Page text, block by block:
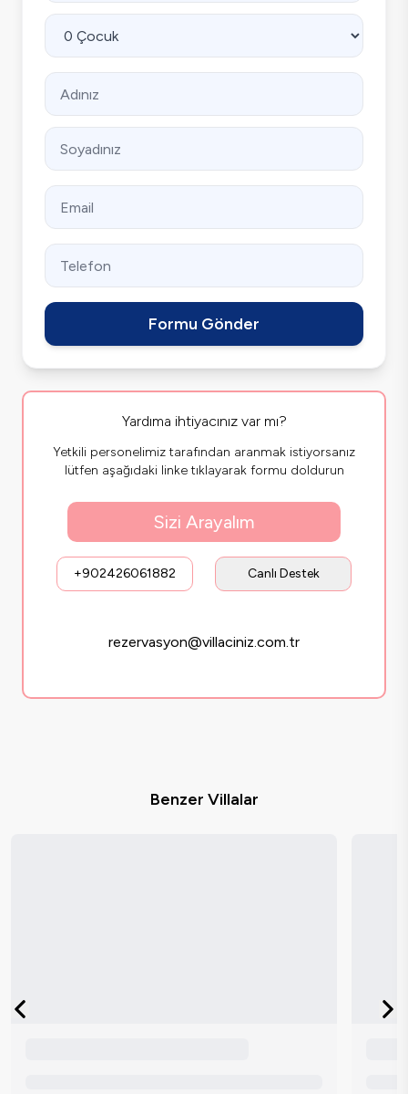
Formu Gönder
Yardıma ihtiyacınız var mı?
Yetkili personelimiz tarafından aranmak istiyorsanız
lütfen aşağıdaki linke tıklayarak formu doldurun
Sizi Arayalım
+902426061882 Canlı Destek
rezervasyon@villaciniz.com.tr
Benzer Villalar